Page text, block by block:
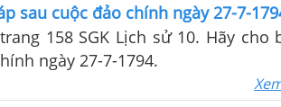
sau cuộc đảo chính ngày 27-7-
158 SGK Lịch sử 10. Hãy cho
ngày 27-7-1794.